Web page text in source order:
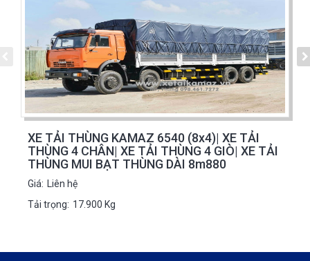
XE TẢI THÙNG KAMAZ 6540 (8x4)| XE TẢI
THÙNG 4 CHÂN| XE TẢI THÙNG 4 GIÒ| XE TẢI
THÙNG MUI BẠT THÙNG DÀI 8m880
Giá: Liên hệ
Tải trọng: 17.900 Kg